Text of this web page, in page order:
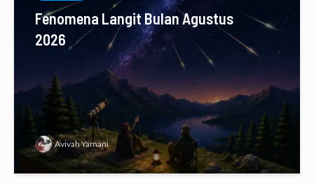
Fenomena Langit Bulan Agustus
2026
Avivah Yamani